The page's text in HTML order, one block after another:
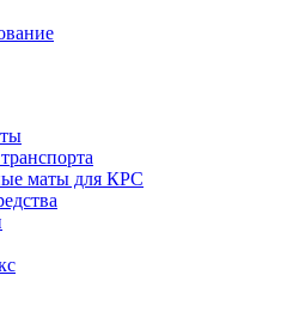
маты для КРС